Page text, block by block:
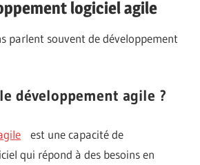
logiciel agile
parlent souvent de développement
développement agile ?
est une capacité de
qui répond à des besoins en